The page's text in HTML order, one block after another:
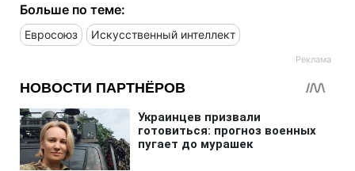
Больше по теме:
Евросоюз Искусственный интеллект